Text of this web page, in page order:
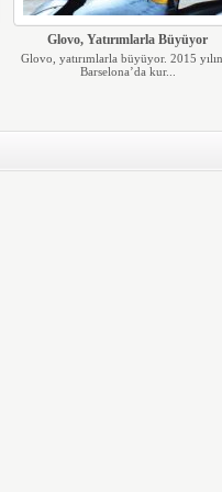
Glovo, Yatırımlarla Büyüyor
Glovo, yatırımlarla büyüyor. 2015
Barselona’da kur...